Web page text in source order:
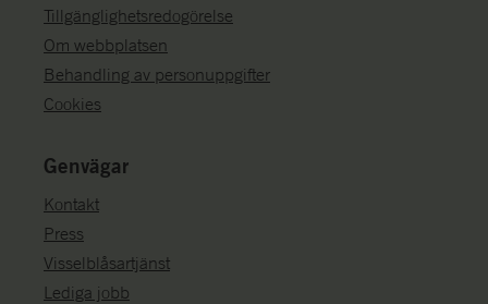
Tillgänglighetsredogörelse
Om webbplatsen
Behandling av personuppgifter
Cookies
Genvägar
Kontakt
Press
Visselblåsartjänst
Lediga jobb